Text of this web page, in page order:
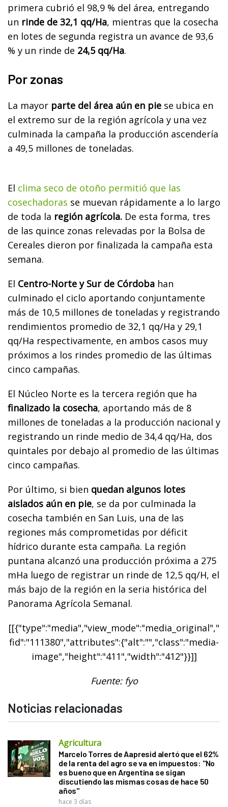
primera cubrió el 98,9 % del área, entregando
un rinde de 32,1 qq/Ha, mientras que la cosecha
en lotes de segunda registra un avance de 93,6
% y un rinde de 24,5 qq/Ha.
Por zonas
La mayor parte del área aún en pie se ubica en
el extremo sur de la región agrícola y una vez
culminada la campaña la producción ascendería
a 49,5 millones de toneladas.
El clima seco de otoño permitió que las
cosechadoras se muevan rápidamente a lo largo
de toda la región agrícola. De esta forma, tres
de las quince zonas relevadas por la Bolsa de
Cereales dieron por finalizada la campaña esta
semana.
El Centro-Norte y Sur de Córdoba han
culminado el ciclo aportando conjuntamente
más de 10,5 millones de toneladas y registrando
rendimientos promedio de 32,1 qq/Ha y 29,1
qq/Ha respectivamente, en ambos casos muy
próximos a los rindes promedio de las últimas
cinco campañas.
El Núcleo Norte es la tercera región que ha
finalizado la cosecha, aportando más de 8
millones de toneladas a la producción nacional y
registrando un rinde medio de 34,4 qq/Ha, dos
quintales por debajo al promedio de las últimas
cinco campañas.
Por último, si bien quedan algunos lotes
aislados aún en pie, se da por culminada la
cosecha también en San Luis, una de las
regiones más comprometidas por déficit
hídrico durante esta campaña. La región
puntana alcanzó una producción próxima a 275
mHa luego de registrar un rinde de 12,5 qq/H, el
más bajo de la región en la seria histórica del
Panorama Agrícola Semanal.
[[{"type":"media","view_mode":"media_original","
fid":"111380","attributes":{"alt":"","class":"media-
image","height":"411","width":"412"}}]]
Fuente: fyo
Noticias relacionadas
Agricultura
Marcelo Torres de Aapresid alertó que el 62%
de la renta del agro se va en impuestos: "No
es bueno que en Argentina se sigan
discutiendo las mismas cosas de hace 50
años"
hace 3 días